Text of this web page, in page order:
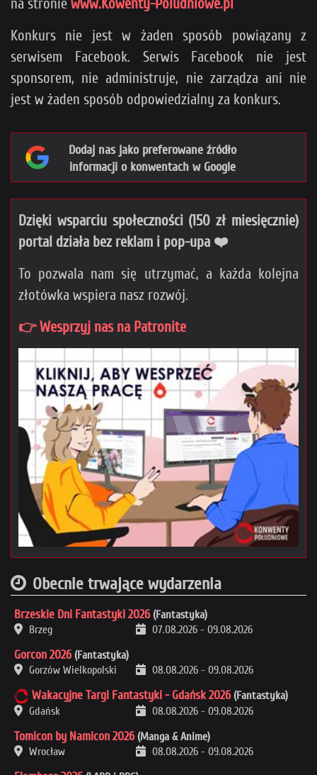
na stronie www.Kowenty-Poludniowe.pl
Konkurs nie jest w żaden sposób powiązany z
serwisem Facebook. Serwis Facebook nie jest
sponsorem, nie administruje, nie zarządza ani nie
jest w żaden sposób odpowiedzialny za konkurs.
Dodaj nas jako preferowane źródło
informacji o konwentach w Google
Dzięki wsparciu społeczności (150 zł miesięcznie)
portal działa bez reklam i pop-upa ❤️
To pozwala nam się utrzymać, a każda kolejna
złotówka wspiera nasz rozwój.
👉 Wesprzyj nas na Patronite
Obecnie trwające wydarzenia
Brzeskie Dni Fantastyki 2026 (Fantastyka)
Brzeg
07.08.2026 - 09.08.2026
Gorcon 2026 (Fantastyka)
Gorzów Wielkopolski
08.08.2026 - 09.08.2026
Wakacyjne Targi Fantastyki - Gdańsk 2026 (Fantastyka)
Gdańsk
08.08.2026 - 09.08.2026
Tomicon by Namicon 2026 (Manga & Anime)
Wrocław
08.08.2026 - 09.08.2026